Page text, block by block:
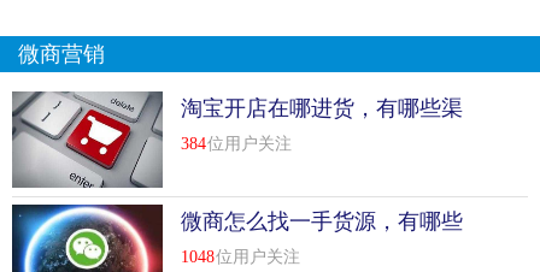
微商营销
淘宝开店在哪进货，有哪些渠
道可以进货
384位用户关注
微商怎么找一手货源，有哪些
渠道?
1048位用户关注